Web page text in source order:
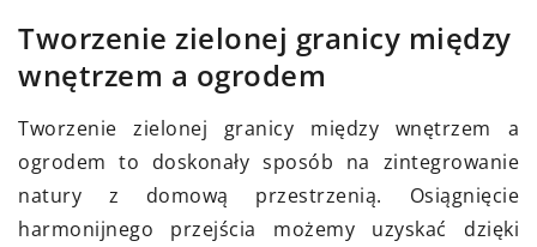
Tworzenie zielonej granicy między
wnętrzem a ogrodem
Tworzenie zielonej granicy między wnętrzem a
ogrodem to doskonały sposób na zintegrowanie
natury z domową przestrzenią. Osiągnięcie
harmonijnego przejścia możemy uzyskać dzięki